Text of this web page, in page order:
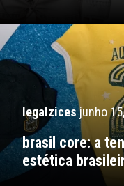
legalzicesjunho
brasil core: a
estética